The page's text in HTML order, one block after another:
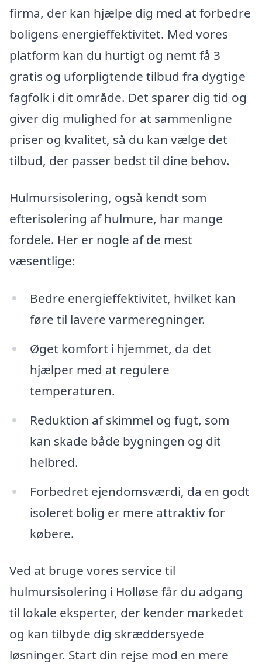
firma, der kan hjælpe dig med at forbedre
boligens energieffektivitet. Med vores
platform kan du hurtigt og nemt få 3
gratis og uforpligtende tilbud fra dygtige
fagfolk i dit område. Det sparer dig tid og
giver dig mulighed for at sammenligne
priser og kvalitet, så du kan vælge det
tilbud, der passer bedst til dine behov.
Hulmursisolering, også kendt som
efterisolering af hulmure, har mange
fordele. Her er nogle af de mest
væsentlige:
Bedre energieffektivitet, hvilket kan
føre til lavere varmeregninger.
Øget komfort i hjemmet, da det
hjælper med at regulere
temperaturen.
Reduktion af skimmel og fugt, som
kan skade både bygningen og dit
helbred.
Forbedret ejendomsværdi, da en godt
isoleret bolig er mere attraktiv for
købere.
Ved at bruge vores service til
hulmursisolering i Holløse får du adgang
til lokale eksperter, der kender markedet
og kan tilbyde dig skræddersyede
løsninger. Start din rejse mod en mere